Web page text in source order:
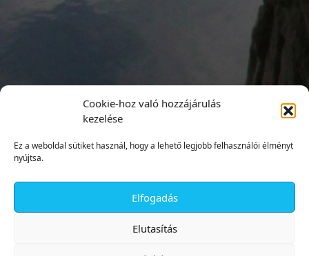
Cookie-hoz való hozzájárulás
kezelése
Ez a weboldal sütiket használ, hogy a lehető legjobb felhasználói élményt
nyújtsa.
Elfogadás
Elutasítás
✕